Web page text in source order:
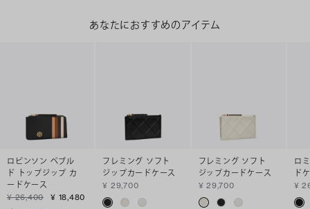
あなたにおすすめのアイテム
ロビンソン ペブル
ド トップジップ カ
ードケース
¥ 26,400
¥ 18,480
フレミング ソフト
ジップカードケース
¥ 29,700
フレミング ソフト
ジップカードケース
¥ 29,700
ロ
ド
¥